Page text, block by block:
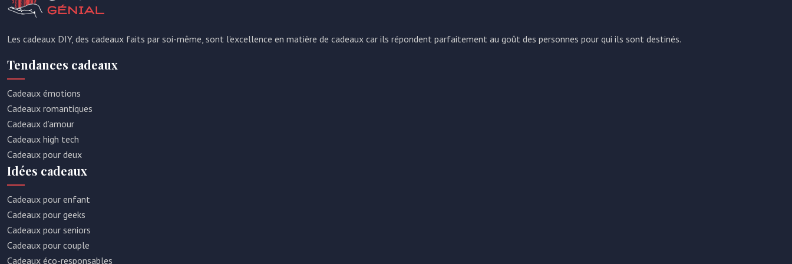
Les cadeaux DIY, des cadeaux faits par soi-même, sont l’excellence en matière de cadeaux car ils répondent parfaitement au goût des personnes pour qui ils sont destinés.
Tendances cadeaux
Cadeaux émotions
Cadeaux romantiques
Cadeaux d’amour
Cadeaux high tech
Cadeaux pour deux
Idées cadeaux
Cadeaux pour enfant
Cadeaux pour geeks
Cadeaux pour seniors
Cadeaux pour couple
Cadeaux éco-responsables